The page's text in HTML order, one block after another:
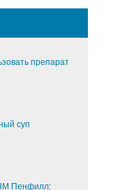
препарат
суп
Пенфилл: